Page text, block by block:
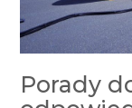
Porady